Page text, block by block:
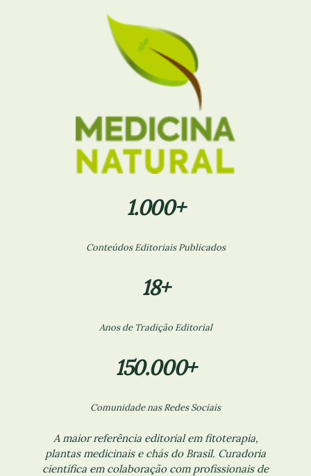
1.000+
Conteúdos Editoriais Publicados
18+
Anos de Tradição Editorial
150.000+
Comunidade nas Redes Sociais
A maior referência editorial em fitoterapia,
plantas medicinais e chás do Brasil. Curadoria
científica em colaboração com profissionais de